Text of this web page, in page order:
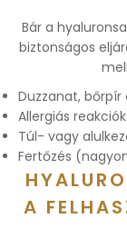
Bár a
biztonságos
Duzzanat, bőrpír
Allergiás
Túl- vagy
Fertőzés
A